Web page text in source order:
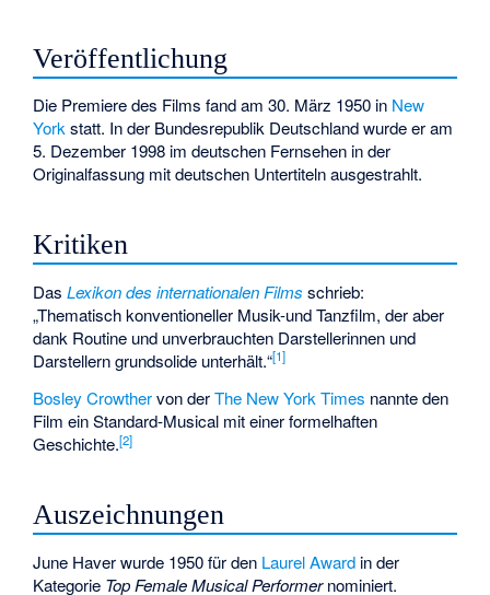
Veröffentlichung
Die Premiere des Films fand am 30. März 1950 in New
Yorkstatt. In der Bundesrepublik Deutschland wurde er am
5. Dezember 1998 im deutschen Fernsehen in der
Originalfassung mit deutschen Untertiteln ausgestrahlt.
Kritiken
DasLexikon des internationalen Films schrieb:
„Thematisch konventioneller Musik-und Tanzfilm, der aber
dank Routine und unverbrauchten Darstellerinnen und
Darstellern grundsolide unterhält.“[1]
Bosley Crowthervon derThe New York Times nannte den
Film ein Standard-Musical mit einer formelhaften
Geschichte.[2]
Auszeichnungen
June Haver wurde 1950 für den Laurel Award in der
Kategorie Top Female Musical Performernominiert.